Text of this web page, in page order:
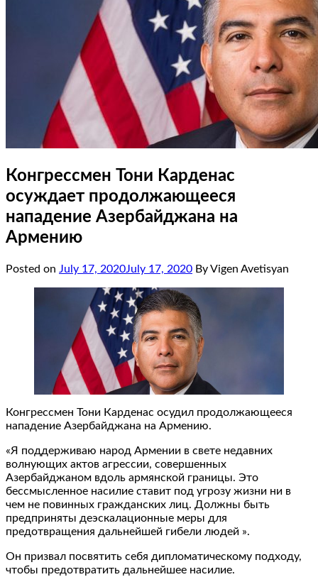
Конгрессмен Тони Карденас
осуждает продолжающееся
нападение Азербайджана на
Армению
Posted on July 17, 2020July 17, 2020 By Vigen Avetisyan
Конгрессмен Тони Карденас осудил продолжающееся
нападение Азербайджана на Армению.
«Я поддерживаю народ Армении в свете недавних
волнующих актов агрессии, совершенных
Азербайджаном вдоль армянской границы. Это
бессмысленное насилие ставит под угрозу жизни ни в
чем не повинных гражданских лиц. Должны быть
предприняты деэскалационные меры для
предотвращения дальнейшей гибели людей ».
Он призвал посвятить себя дипломатическому подходу,
чтобы предотвратить дальнейшее насилие.